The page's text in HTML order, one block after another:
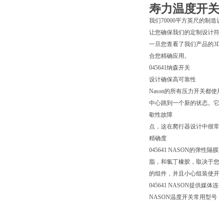
寿力温度开
我们70000平方英尺的制
让您确保我们的定制设计
一旦您查看了我们产品的
合您精确应用。
045641纳森开关
设计确保高可靠性
Nason的所有压力开关都
中心跳到一个新的状态。
歇性故障
点，这在爬行器设计中很
精确度
045641 NASON的弹性隔
脂，和氯丁橡胶，取决于
的组件，并且小心组装使
045641 NASON提供媒体
NASON温度开关常用型号